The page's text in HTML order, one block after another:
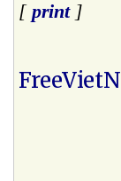
[ print]